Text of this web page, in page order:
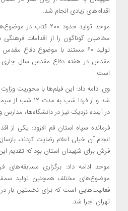
اقدام‌های زیادی انجام شد.
موحد تولید حدود ۲۰۰
مخاطبان گوناگون را از اقدامات
تولید ۶۰ مستند با موضوع دفاع
مقدس در هفته دفاع مقدس سال جاری از
است.
وی ادامه داد: این فیلم‌ها با محوریت
شد و از فردا شب
در آینده نزدیک نیز در دانشگاه‌ها،
فرمانده سپاه استان قم افزود: یکی از
انجام آن خیلی اعلام رضایت کردند،
فرش برای شهیدان استان بود که تقدیم
موحد ادامه داد: برگزاری مسابقه‌های
موضوع‌های مختلف همچنین تولید
فعالیت‌هایی است که برای نخستین بار
تهران اجرا شد.